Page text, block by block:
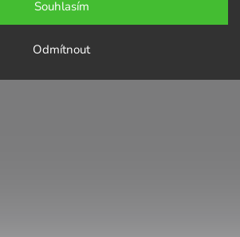
Odmítnout
Souhlasím